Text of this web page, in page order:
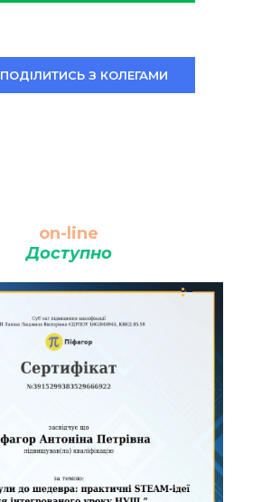
ПОДІЛИТИСЬ З КОЛЕГАМИ
on-line
Доступно